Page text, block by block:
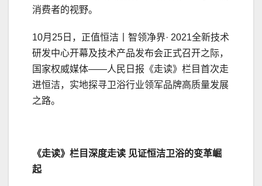
消费者的视野。
10月25日，正值恒洁丨智领净界· 2021全新技术
研发中心开幕及技术产品发布会正式召开之际，
国家权威媒体——人民日报《走读》栏目首次走
进恒洁，实地探寻卫浴行业领军品牌高质量发展
之路。
《走读》栏目深度走读 见证恒洁卫浴的变革崛
起